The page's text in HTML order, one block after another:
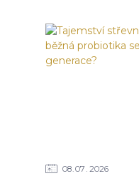
08 07 2026